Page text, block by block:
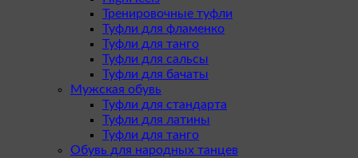
Тренировочные туфли
Туфли для фламенко
Туфли для танго
Туфли для сальсы
Туфли для бачаты
Мужская обувь
Туфли для стандарта
Туфли для латины
Туфли для танго
Обувь для народных танцев